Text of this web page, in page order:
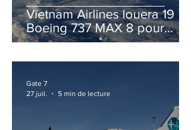
Vietnam Airlines louera 19
Boeing 737 MAX 8 pour
accélérer la modernisation
Gate 7
27 juil.
5 min de lecture